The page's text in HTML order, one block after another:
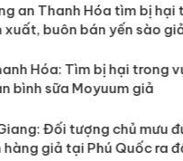
Công an Thanh Hóa tìm bị
vụ án sản xuất, buôn bán
Thanh Hóa: Tìm bị hại
buôn bán bình sữa